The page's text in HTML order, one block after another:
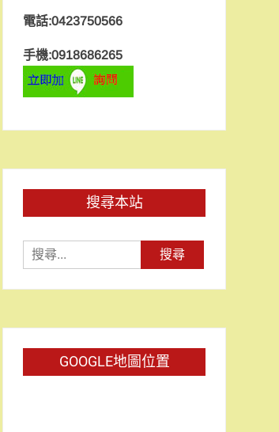
電話:0423750566
手機:0918686265
搜尋本站
尋
關
GOOGLE地圖位置